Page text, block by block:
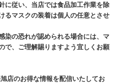
に従い、当店では食品加工作業を除
るマスクの装着は個人の任意とさせ
染の恐れが認められる場合には、マ
で、ご理解賜りますよう宜しくお願
店のお得な情報を配信いたしてお